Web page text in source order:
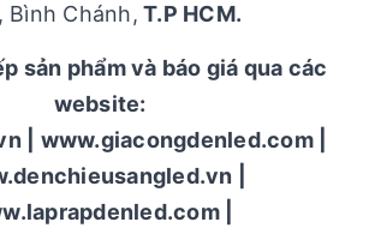
Bình Chánh, T.P HCM.
sản phẩm và báo giá qua các
website:
| www.giacongdenled.com |
|
|